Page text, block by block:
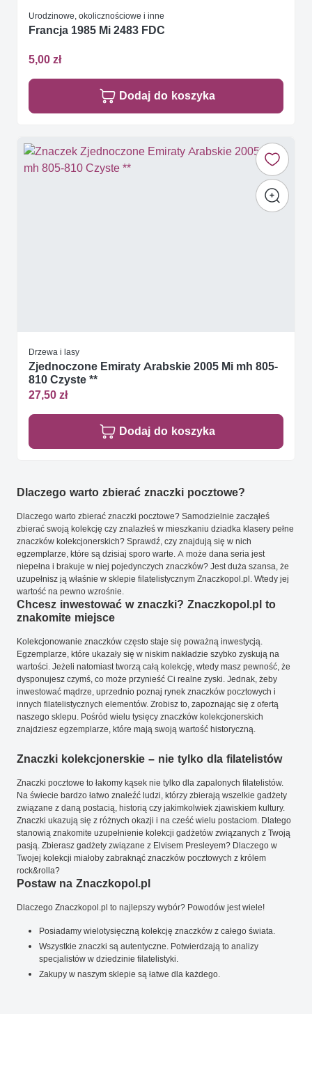
Urodzinowe, okolicznościowe i inne
Francja 1985 Mi 2483 FDC
5,00 zł
Dodaj do koszyka
Drzewa i lasy
Zjednoczone Emiraty Arabskie 2005 Mi mh 805-
810 Czyste **
27,50 zł
Dodaj do koszyka
Dlaczego warto zbierać znaczki pocztowe?
Dlaczego warto zbierać znaczki pocztowe? Samodzielnie zacząłeś
zbierać swoją kolekcję czy znalazłeś w mieszkaniu dziadka klasery pełne
znaczków kolekcjonerskich? Sprawdź, czy znajdują się w nich
egzemplarze, które są dzisiaj sporo warte. A może dana seria jest
niepełna i brakuje w niej pojedynczych znaczków? Jest duża szansa, że
uzupełnisz ją właśnie w sklepie filatelistycznym Znaczkopol.pl. Wtedy jej
wartość na pewno wzrośnie.
Chcesz inwestować w znaczki? Znaczkopol.pl to
znakomite miejsce
Kolekcjonowanie znaczków często staje się poważną inwestycją.
Egzemplarze, które ukazały się w niskim nakładzie szybko zyskują na
wartości. Jeżeli natomiast tworzą całą kolekcję, wtedy masz pewność, że
dysponujesz czymś, co może przynieść Ci realne zyski. Jednak, żeby
inwestować mądrze, uprzednio poznaj rynek znaczków pocztowych i
innych filatelistycznych elementów. Zrobisz to, zapoznając się z ofertą
naszego sklepu. Pośród wielu tysięcy znaczków kolekcjonerskich
znajdziesz egzemplarze, które mają swoją wartość historyczną.
Znaczki kolekcjonerskie – nie tylko dla filatelistów
Znaczki pocztowe to łakomy kąsek nie tylko dla zapalonych filatelistów.
Na świecie bardzo łatwo znaleźć ludzi, którzy zbierają wszelkie gadżety
związane z daną postacią, historią czy jakimkolwiek zjawiskiem kultury.
Znaczki ukazują się z różnych okazji i na cześć wielu postaciom. Dlatego
stanowią znakomite uzupełnienie kolekcji gadżetów związanych z Twoją
pasją. Zbierasz gadżety związane z Elvisem Presleyem? Dlaczego w
Twojej kolekcji miałoby zabraknąć znaczków pocztowych z królem
rock&rolla?
Postaw na Znaczkopol.pl
Dlaczego Znaczkopol.pl to najlepszy wybór? Powodów jest wiele!
Posiadamy wielotysięczną kolekcję znaczków z całego świata.
Wszystkie znaczki są autentyczne. Potwierdzają to analizy
specjalistów w dziedzinie filatelistyki.
Zakupy w naszym sklepie są łatwe dla każdego.